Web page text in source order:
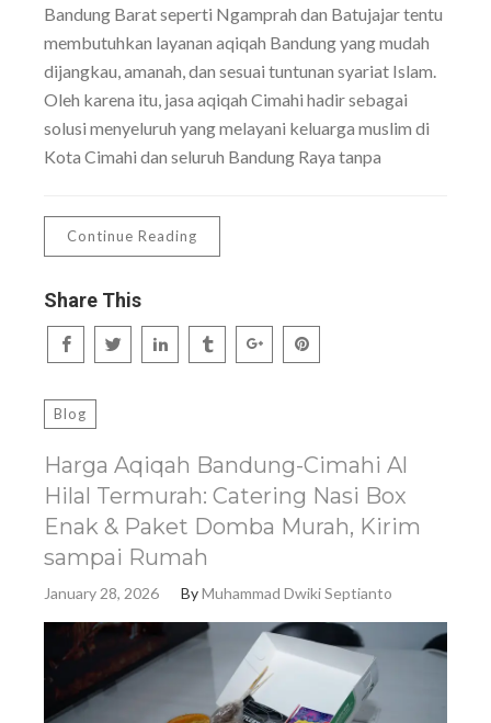
Bandung Barat seperti Ngamprah dan Batujajar tentu
membutuhkan layanan aqiqah Bandung yang mudah
dijangkau, amanah, dan sesuai tuntunan syariat Islam.
Oleh karena itu, jasa aqiqah Cimahi hadir sebagai
solusi menyeluruh yang melayani keluarga muslim di
Kota Cimahi dan seluruh Bandung Raya tanpa
Continue Reading
Share This
Blog
Harga Aqiqah Bandung-Cimahi Al
Hilal Termurah: Catering Nasi Box
Enak & Paket Domba Murah, Kirim
sampai Rumah
January 28, 2026 ByMuhammad Dwiki Septianto